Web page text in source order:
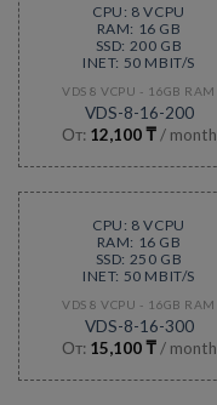
CPU: 8 VCPU
RAM: 16 GB
SSD: 200 GB
INET: 50 MBIT/S
VDS 8 VCPU - 16GB RAM
VDS-8-16-200
От: 12,100₸ / month
CPU: 8 VCPU
RAM: 16 GB
SSD: 250 GB
INET: 50 MBIT/S
VDS 8 VCPU - 16GB RAM
VDS-8-16-300
От: 15,100₸ / month